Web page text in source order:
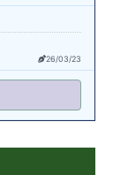
26/03/23